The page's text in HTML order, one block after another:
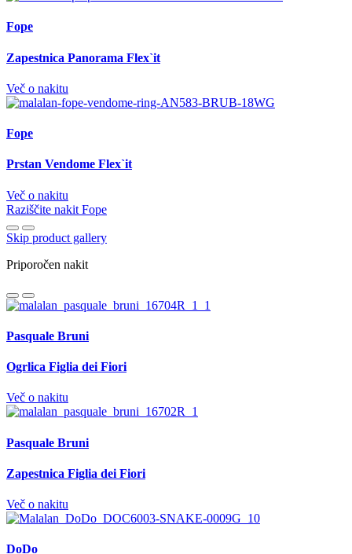
Fope
Zapestnica Panorama Flex`it
Več o nakitu
Fope
Prstan Vendome Flex`it
Več o nakitu
Raziščite nakit Fope
Skip product gallery
Priporočen nakit
Pasquale Bruni
Ogrlica Figlia dei Fiori
Več o nakitu
Pasquale Bruni
Zapestnica Figlia dei Fiori
Več o nakitu
DoDo